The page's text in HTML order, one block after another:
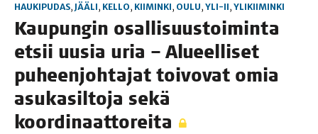
HAUKIPUDAS, JÄÄLI, KELLO, KIIMINKI, OULU, YLI-II, YLIKIIMINKI
Kau­pun­gin osal­li­suus­toi­min­ta
etsii uusia uria – Alu­eel­li­set
puheen­joh­ta­jat toi­vo­vat omia
asu­ka­sil­to­ja sekä
koordinaattoreita